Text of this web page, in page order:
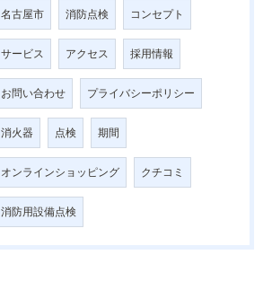
名古屋市 消防点検 コンセプト
サービス アクセス 採用情報
お問い合わせ プライバシーポリシー
消火器 点検 期間
オンラインショッピング クチコミ
消防用設備点検